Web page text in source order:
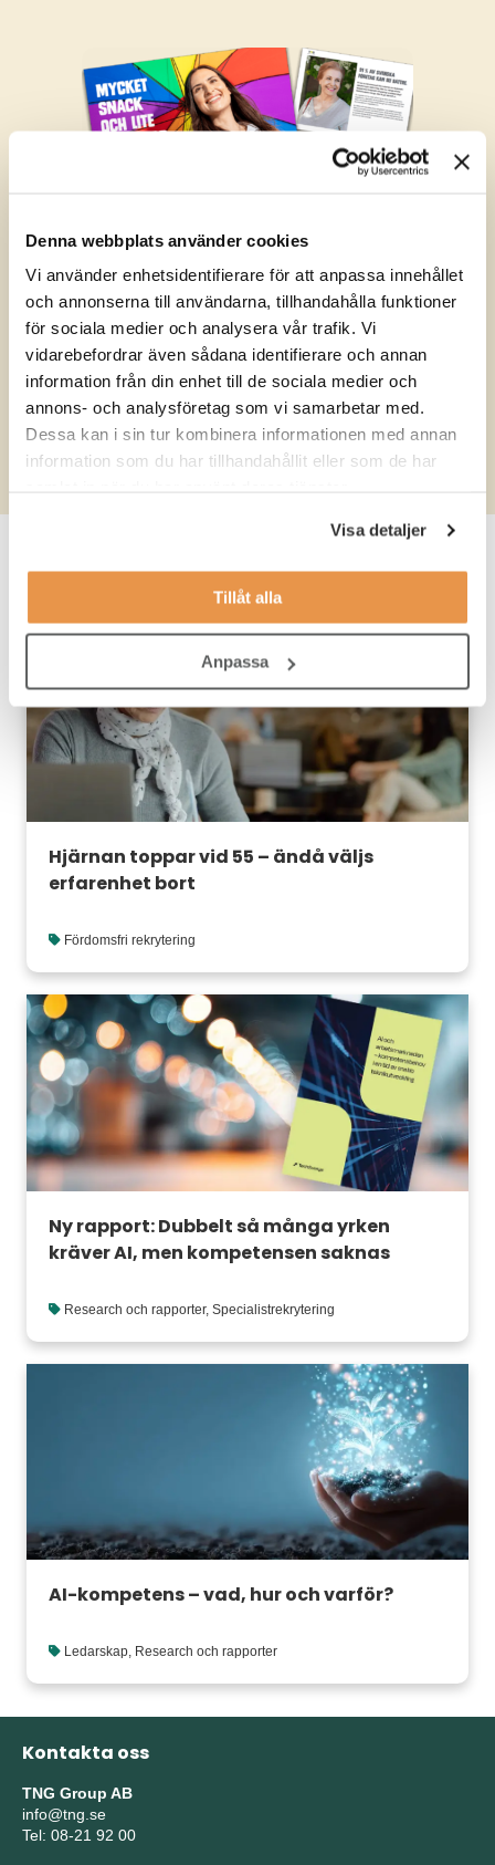
Denna webbplats använder cookies
Vi använder enhetsidentifierare för att anpassa innehållet
och annonserna till användarna, tillhandahålla funktioner
för sociala medier och analysera vår trafik. Vi
vidarebefordrar även sådana identifierare och annan
information från din enhet till de sociala medier och
annons- och analysföretag som vi samarbetar med.
Dessa kan i sin tur kombinera informationen med annan
information som du har tillhandahållit eller som de har
Visa detaljer
Tillåt alla
Anpassa
Om undersökningen
1 067 chefer, VD:ar och HR-specialister deltog i undersökningen
under slutet av 2020. De arbetar inom områden som ekonomi,
teknik, IT, administration, finans, marknadsföring, kundservice,
försäljning, administration, HR, inköp och logistik.
Metoden var kvantitativ och undersökningen utfördes digitalt via
ett enkätformulär. Samtliga respondenter svarade anonymt.
Har du frågor om undersökningen är du välkommen att kontakta
Hjärnan toppar vid 55 – ändå väljs
erfarenhet bort
Fördomsfri rekrytering
Ny rapport: Dubbelt så många yrken
kräver AI, men kompetensen saknas
Research och rapporter, Specialistrekrytering
AI-kompetens – vad, hur och varför?
Ledarskap, Research och rapporter
Kontakta oss
TNG Group AB
info@tng.se
Tel: 08-21 92 00